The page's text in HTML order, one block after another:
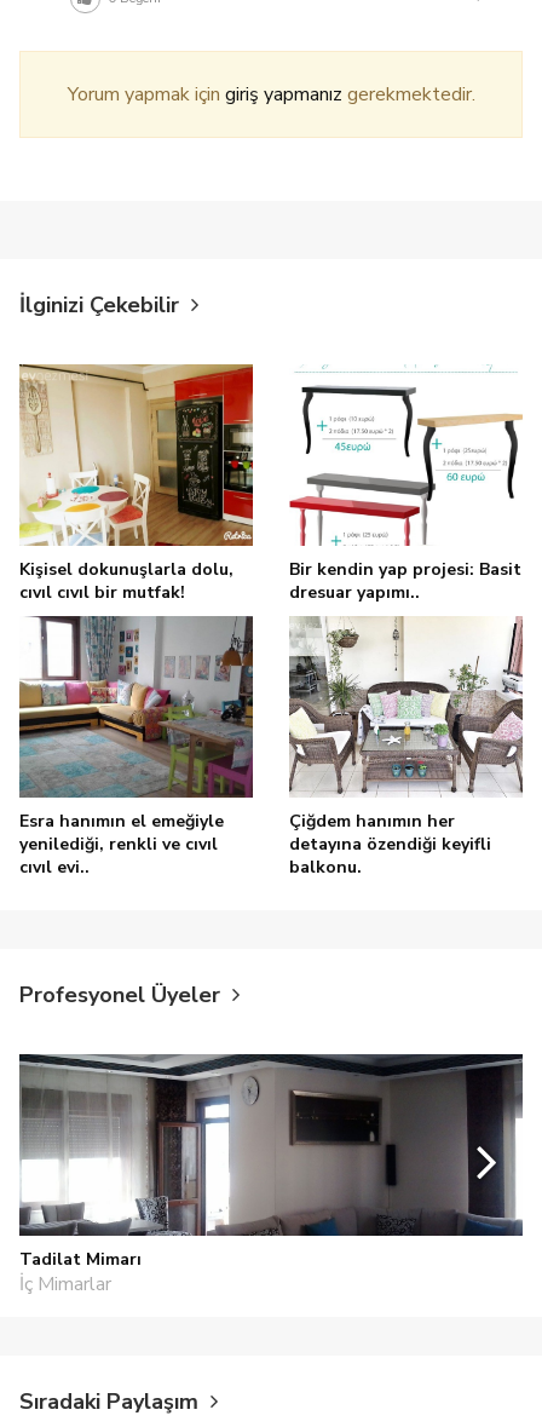
Yorum yapmak için giriş yapmanız gerekmektedir.
İlginizi Çekebilir
Kişisel dokunuşlarla dolu,
cıvıl cıvıl bir mutfak!
Bir kendin yap projesi: Basit
dresuar yapımı..
Esra hanımın el emeğiyle
yenilediği, renkli ve cıvıl
cıvıl evi..
Çiğdem hanımın her
detayına özendiği keyifli
balkonu.
Profesyonel Üyeler
Tadilat Mimarı
İç Mimarlar
Sıradaki Paylaşım